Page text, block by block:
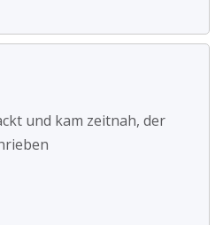
und kam zeitnah, der